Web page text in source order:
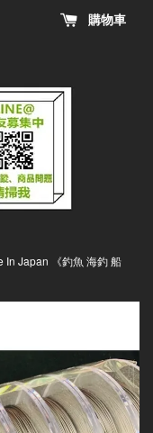
購物車
In Japan 《釣魚 海釣 船